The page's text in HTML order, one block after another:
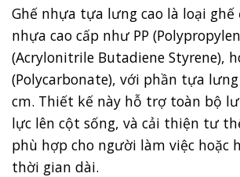
Ghế nhựa tựa lưng cao là loại
nhựa cao cấp như PP
(Acrylonitrile Butadiene Styrene),
(Polycarbonate), với phần tựa
cm. Thiết kế này hỗ trợ toàn bộ
lực lên cột sống, và cải thiện tư
phù hợp cho người làm việc hoặc
thời gian dài.